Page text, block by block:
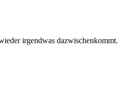
irgendwas dazwischenkommt.